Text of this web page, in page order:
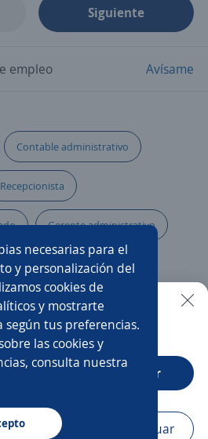
necesarias para el
y personalización del
cookies de
y mostrarte
tus preferencias.
las cookies y
consulta nuestra
Siguiente
empleo Avísame
Contable administrativo
Recepcionista
Gerente administrativo
Administración
Administrativo comercial
Administrativo/a
más fácil en la app
Abrir
Continuar